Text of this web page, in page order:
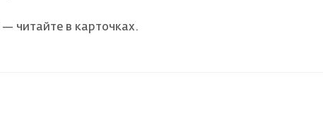
читайте в карточках.